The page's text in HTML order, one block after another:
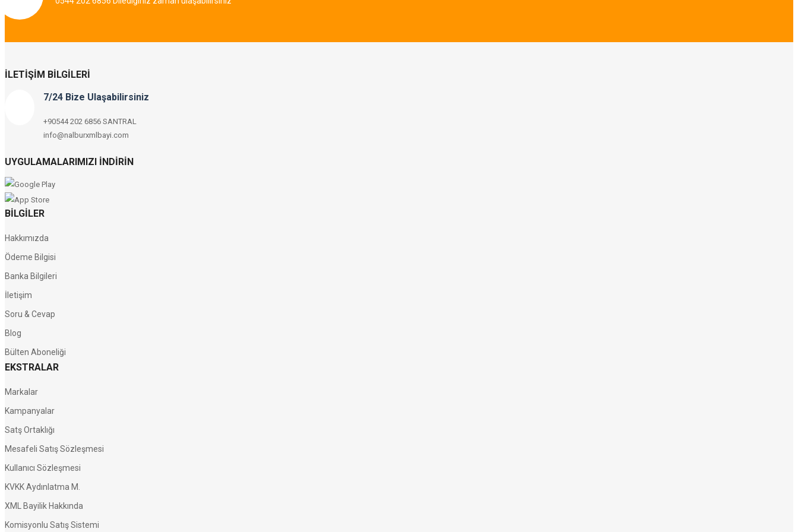
İLETIŞIM BILGILERI
7/24 Bize Ulaşabilirsiniz
+90544 202 6856 SANTRAL
info@nalburxmlbayi.com
UYGULAMALARIMIZI İNDIRIN
BILGILER
Hakkımızda
Ödeme Bilgisi
Banka Bilgileri
İletişim
Soru & Cevap
Blog
Bülten Aboneliği
EKSTRALAR
Markalar
Kampanyalar
Satş Ortaklığı
Mesafeli Satış Sözleşmesi
Kullanıcı Sözleşmesi
KVKK Aydınlatma M.
XML Bayilik Hakkında
Komisyonlu Satış Sistemi